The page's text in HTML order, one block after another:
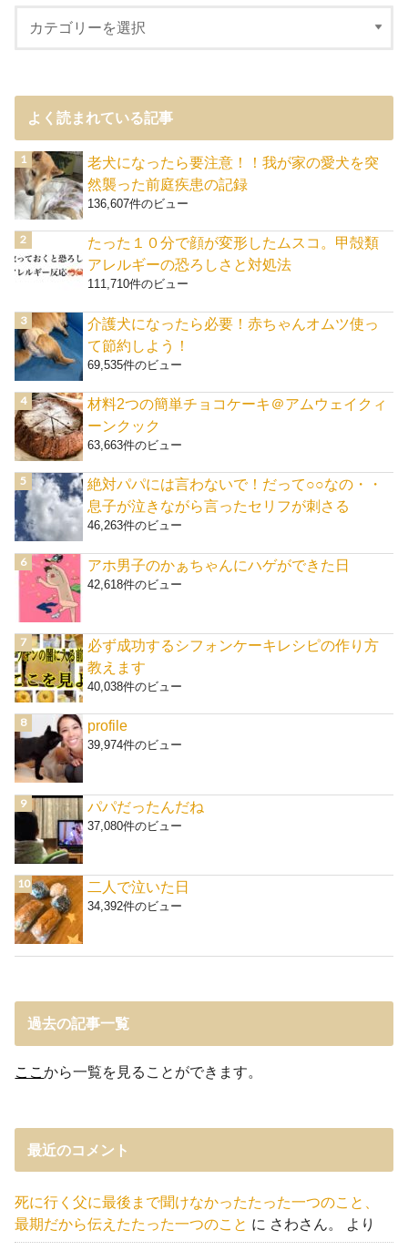
よく読まれている記事
老犬になったら要注意！！我が家の愛犬を突
然襲った前庭疾患の記録
136,607件のビュー
たった１０分で顔が変形したムスコ。甲殻類
アレルギーの恐ろしさと対処法
111,710件のビュー
介護犬になったら必要！赤ちゃんオムツ使っ
て節約しよう！
69,535件のビュー
材料2つの簡単チョコケーキ＠アムウェイクィ
ーンクック
63,663件のビュー
絶対パパには言わないで！だって○○なの・・
息子が泣きながら言ったセリフが刺さる
46,263件のビュー
アホ男子のかぁちゃんにハゲができた日
42,618件のビュー
必ず成功するシフォンケーキレシピの作り方
教えます
40,038件のビュー
profile
39,974件のビュー
パパだったんだね
37,080件のビュー
二人で泣いた日
34,392件のビュー
過去の記事一覧
ここから一覧を見ることができます。
最近のコメント
死に行く父に最後まで聞けなかったたった一つのこと、
最期だから伝えたたった一つのこと に さわさん。 より